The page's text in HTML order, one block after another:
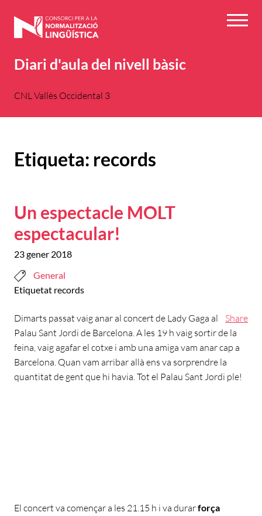
Diari d'aula del nivell bàsic
CNL Vallès Occidental 3
Etiqueta: records
Un espectacle MOLT
espectacular!
23 gener 2018
General
Etiquetat records
Share
Dimarts passat vaig anar al concert de Lady Gaga al
Palau Sant Jordi de Barcelona. A les 19 h vaig sortir de la
feina, vaig agafar el cotxe i amb una amiga vam anar cap a
Barcelona. Quan vam arribar allà ens va sorprendre la
quantitat de gent que hi havia. Tot el Palau Sant Jordi ple!
El concert va començar a les 21.15 h i va durarforça